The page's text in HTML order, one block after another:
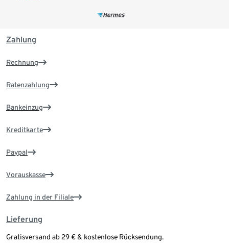
Zahlung
Rechnung
Ratenzahlung
Bankeinzug
Kreditkarte
Paypal
Vorauskasse
Zahlung in der Filiale
Lieferung
Gratisversand ab 29 € & kostenlose Rücksendung.